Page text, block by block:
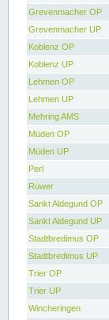
Grevenmacher OP
Grevenmacher UP
Koblenz OP
Koblenz UP
Lehmen OP
Lehmen UP
Mehring AMS
Müden OP
Müden UP
Perl
Ruwer
Sankt Aldegund OP
Sankt Aldegund UP
Stadtbredimus OP
Stadtbredimus UP
Trier OP
Trier UP
Wincheringen